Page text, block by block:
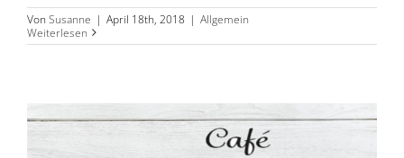
Von Susanne | April 18th, 2018 | Allgemein
Weiterlesen